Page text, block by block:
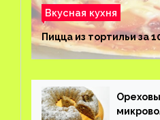
Вкусная кухня
Пицца из тортильи за